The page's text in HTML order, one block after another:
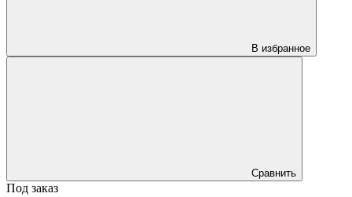
В избранное
Сравнить
Под заказ